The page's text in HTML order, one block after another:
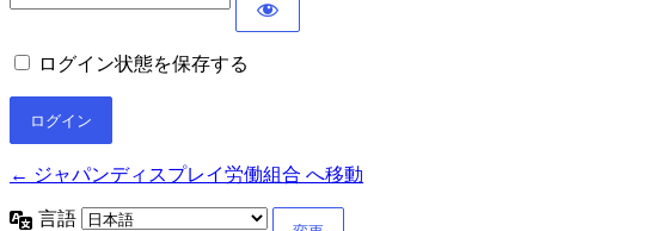
ログイン状態を保存する
← ジャパンディスプレイ労働組合 へ移動
言語